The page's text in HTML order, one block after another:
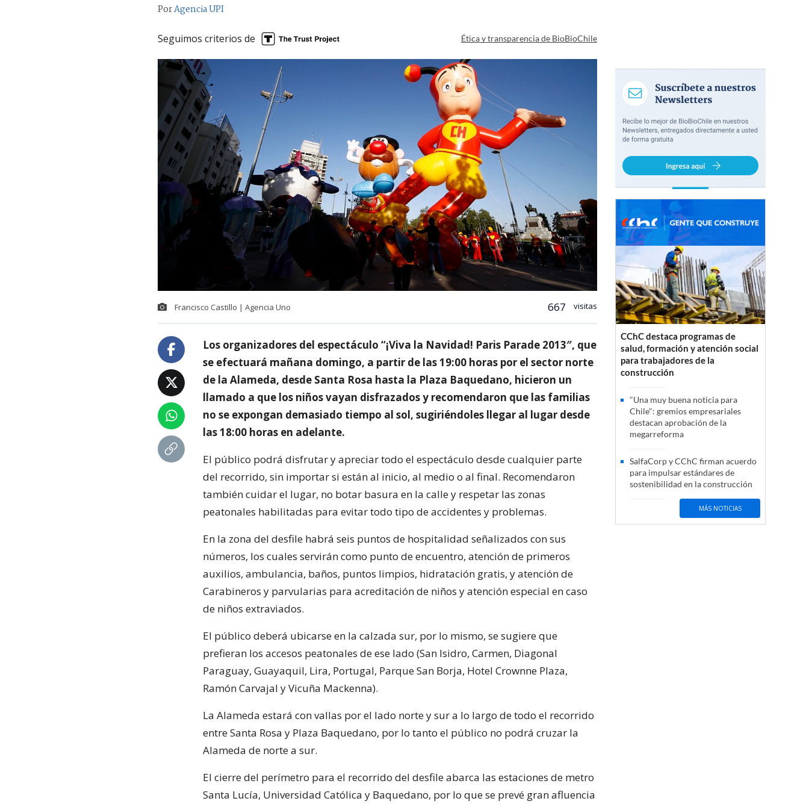
PorAgencia UPI
Seguimos criterios de Ética y transparencia de BioBioChile
Francisco Castillo | Agencia Uno 667 visitas
Los organizadores del espectáculo “¡Viva la Navidad! Paris Parade 2013″, que
se efectuará mañana domingo, a partir de las 19:00 horas por el sector norte
de la Alameda, desde Santa Rosa hasta la Plaza Baquedano, hicieron un
llamado a que los niños vayan disfrazados y recomendaron que las familias
no se expongan demasiado tiempo al sol, sugiriéndoles llegar al lugar desde
las 18:00 horas en adelante.
El público podrá disfrutar y apreciar todo el espectáculo desde cualquier parte
del recorrido, sin importar si están al inicio, al medio o al final. Recomendaron
también cuidar el lugar, no botar basura en la calle y respetar las zonas
peatonales habilitadas para evitar todo tipo de accidentes y problemas.
En la zona del desfile habrá seis puntos de hospitalidad señalizados con sus
números, los cuales servirán como punto de encuentro, atención de primeros
auxilios, ambulancia, baños, puntos limpios, hidratación gratis, y atención de
Carabineros y parvularias para acreditación de niños y atención especial en caso
de niños extraviados.
El público deberá ubicarse en la calzada sur, por lo mismo, se sugiere que
prefieran los accesos peatonales de ese lado (San Isidro, Carmen, Diagonal
Paraguay, Guayaquil, Lira, Portugal, Parque San Borja, Hotel Crownne Plaza,
Ramón Carvajal y Vicuña Mackenna).
La Alameda estará con vallas por el lado norte y sur a lo largo de todo el recorrido
entre Santa Rosa y Plaza Baquedano, por lo tanto el público no podrá cruzar la
Alameda de norte a sur.
El cierre del perímetro para el recorrido del desfile abarca las estaciones de metro
Santa Lucía, Universidad Católica y Baquedano, por lo que se prevé gran afluencia
CChC destaca programas de
salud, formación y atención social
para trabajadores de la
construcción
"Una muy buena noticia para
Chile": gremios empresariales
destacan aprobación de la
megarreforma
SalfaCorp y CChC firman acuerdo
para impulsar estándares de
sostenibilidad en la construcción
MÁS NOTICIAS